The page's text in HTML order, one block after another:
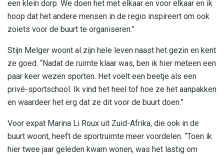
een klein dorp. We doen het met elkaar en voor elkaar en ik
hoop dat het andere mensen in de regio inspireert om ook
zoiets voor de buurt te organiseren.”
Stijn Melger woont al zijn hele leven naast het gezin en kent
ze goed. “Nadat de ruimte klaar was, ben ik hier meteen een
paar keer wezen sporten. Het voelt een beetje als een
privé-sportschool. Ik vind het heel tof hoe ze het aanpakken
en waardeer het erg dat ze dit voor de buurt doen.”
Voor expat Marina Li Roux uit Zuid-Afrika, die ook in de
buurt woont, heeft de sportruimte meer voordelen. “Toen ik
hier twee jaar geleden kwam wonen, was het lastig om